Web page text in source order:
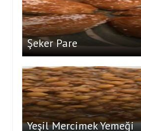
Şeker Pare
Yeşil Mercimek Yemeği